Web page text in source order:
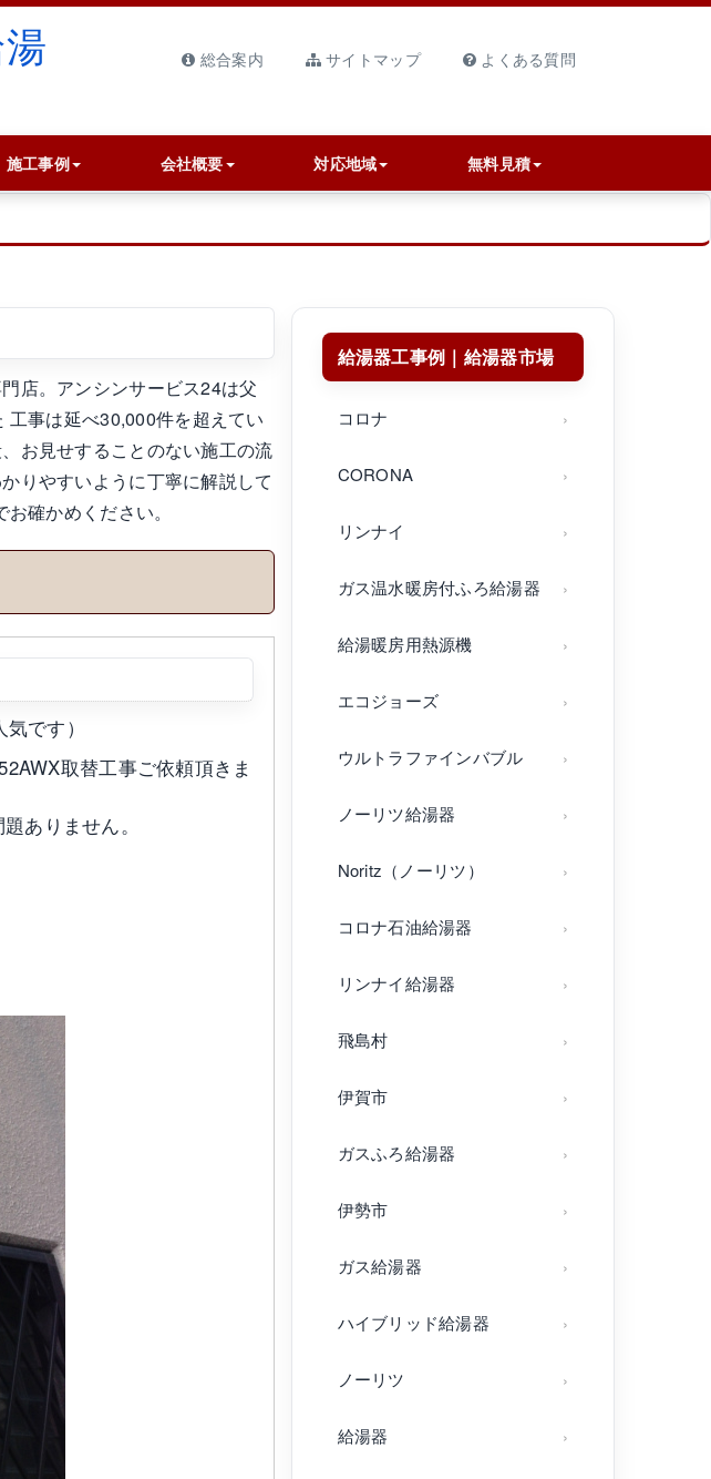
総合案内 サイトマップ よくある質問
施工事例 会社概要 対応地域 無料見積
店。アンシンサービス24は父
事は延べ30,000件を超えてい
お見せすることのない施工の流
りやすいように丁寧に解説して
確かめください。
です）
取替工事ご依頼頂きま
ありません。
給湯器工事例｜給湯器市場
コロナ
CORONA
リンナイ
ガス温水暖房付ふろ給湯器
給湯暖房用熱源機
エコジョーズ
ウルトラファインバブル
ノーリツ給湯器
Noritz（ノーリツ）
コロナ石油給湯器
リンナイ給湯器
飛島村
伊賀市
ガスふろ給湯器
伊勢市
ガス給湯器
ハイブリッド給湯器
ノーリツ
給湯器